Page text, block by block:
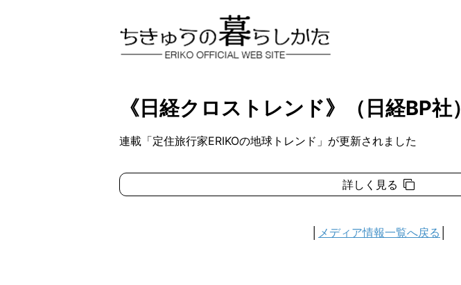
《日経クロストレンド》（日経BP社）
連載「定住旅行家ERIKOの地球トレンド」が更新されました
詳しく見る
メディア情報一覧へ戻る